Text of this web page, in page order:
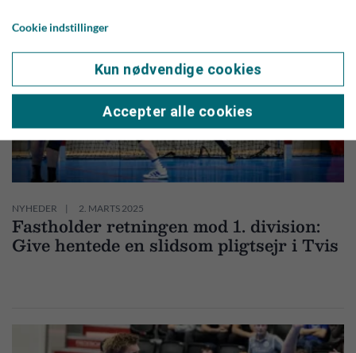
NYHEDER 2. MARTS 2025
Fastholder retningen mod 1. division:
Give hentede en slidsom pligtsejr i Tvis
Cookie indstillinger
Kun nødvendige cookies
Accepter alle cookies